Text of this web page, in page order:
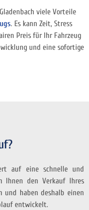
viele Vorteile
. Es kann Zeit, Stress
Preis für Ihr Fahrzeug
und eine sofortige
auf eine schnelle und
Ihnen den Verkauf Ihres
und haben deshalb einen
entwickelt.